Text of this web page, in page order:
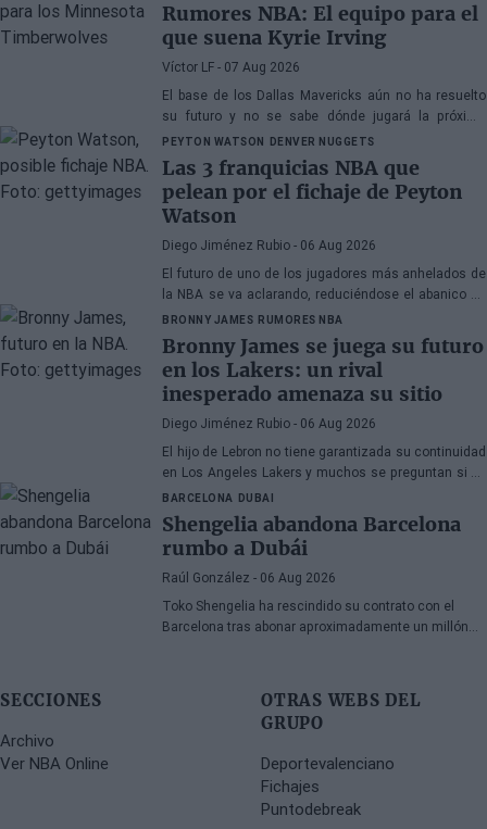
Rumores NBA: El equipo para el
que suena Kyrie Irving
Víctor LF - 07 Aug 2026
El base de los Dallas Mavericks aún no ha resuelto
su futuro y no se sabe dónde jugará la próxima
temporada
PEYTON WATSON DENVER NUGGETS
Las 3 franquicias NBA que
pelean por el fichaje de Peyton
Watson
Diego Jiménez Rubio - 06 Aug 2026
El futuro de uno de los jugadores más anhelados de
la NBA se va aclarando, reduciéndose el abanico de
franquicias candidatas a tres.
BRONNY JAMES RUMORES NBA
Bronny James se juega su futuro
en los Lakers: un rival
inesperado amenaza su sitio
Diego Jiménez Rubio - 06 Aug 2026
El hijo de Lebron no tiene garantizada su continuidad
en Los Angeles Lakers y muchos se preguntan si ha
hecho méritos para seguir en la NBA.
BARCELONA DUBAI
Shengelia abandona Barcelona
rumbo a Dubái
Raúl González - 06 Aug 2026
Toko Shengelia ha rescindido su contrato con el
Barcelona tras abonar aproximadamente un millón
encuentros entre competiciones europeas y
SECCIONES
Archivo
Ver NBA Online
OTRAS WEBS DEL
GRUPO
Deportevalenciano
Fichajes
Puntodebreak